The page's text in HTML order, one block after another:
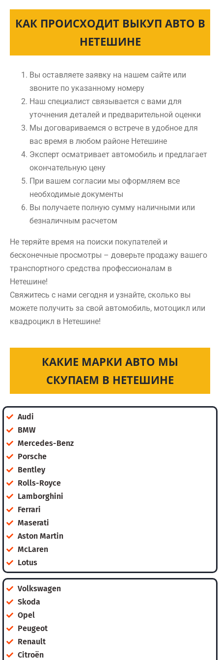
КАК ПРОИСХОДИТ ВЫКУП АВТО В
НЕТЕШИНЕ
Вы оставляете заявку на нашем сайте или
звоните по указанному номеру
Наш специалист связывается с вами для
уточнения деталей и предварительной оценки
Мы договариваемся о встрече в удобное для
вас время в любом районе Нетешине
Эксперт осматривает автомобиль и предлагает
окончательную цену
При вашем согласии мы оформляем все
необходимые документы
Вы получаете полную сумму наличными или
безналичным расчетом
Не теряйте время на поиски покупателей и
бесконечные просмотры – доверьте продажу вашего
транспортного средства профессионалам в
Нетешине!
Свяжитесь с нами сегодня и узнайте, сколько вы
можете получить за свой автомобиль, мотоцикл или
квадроцикл в Нетешине!
КАКИЕ МАРКИ АВТО МЫ
СКУПАЕМ В НЕТЕШИНЕ
Audi
BMW
Mercedes-Benz
Porsche
Bentley
Rolls-Royce
Lamborghini
Ferrari
Maserati
Aston Martin
McLaren
Lotus
Volkswagen
Skoda
Opel
Peugeot
Renault
Citroën